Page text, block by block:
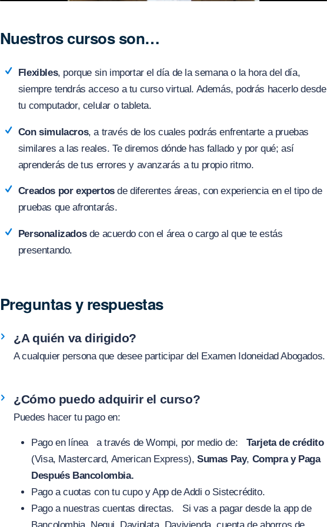
Nuestros cursos son…
Flexibles, porque sin importar el día de la semana o la hora del día,
siempre tendrás acceso a tu curso virtual. Además, podrás hacerlo desde
tu computador, celular o tableta.
Con simulacros, a través de los cuales podrás enfrentarte a pruebas
similares a las reales. Te diremos dónde has fallado y por qué; así
aprenderás de tus errores y avanzarás a tu propio ritmo.
Creados por expertosde diferentes áreas, con experiencia en el tipo de
pruebas que afrontarás.
Personalizadosde acuerdo con el área o cargo al que te estás
presentando.
Preguntas y respuestas
¿A quién va dirigido?
A cualquier persona que desee participar del Examen Idoneidad Abogados.
¿Cómo puedo adquirir el curso?
Puedes hacer tu pago en:
Pago en línea a través de Wompi, por medio de: Tarjeta de crédito
(Visa, Mastercard, American Express),Sumas Pay, Compra y Paga
Después Bancolombia.
Pago a cuotas con tu cupo y App de Addi o Sistecrédito.
Pago a nuestras cuentas directas. Si vas a pagar desde la app de